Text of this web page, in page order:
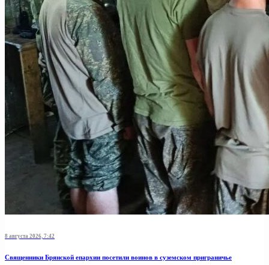
8 августа 2026, 7:42
Священники Брянской епархии посетили воинов в суземском приграничье